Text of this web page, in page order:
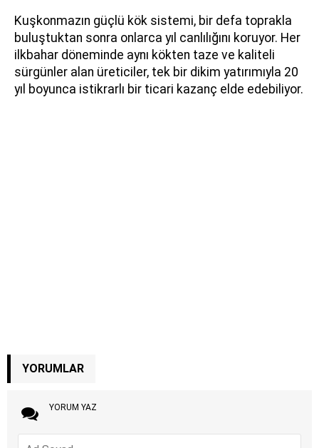
Kuşkonmazın güçlü kök sistemi, bir defa toprakla
buluştuktan sonra onlarca yıl canlılığını koruyor. Her
ilkbahar döneminde aynı kökten taze ve kaliteli
sürgünler alan üreticiler, tek bir dikim yatırımıyla 20
yıl boyunca istikrarlı bir ticari kazanç elde edebiliyor.
YORUMLAR
YORUM YAZ